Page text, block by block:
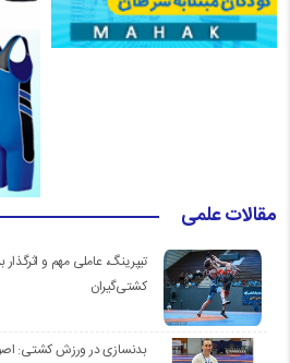
مقالات علمی
تیپرینگ، عاملی مهم و
کشتی‌گیران
بدنسازی در ورزش کشتی: